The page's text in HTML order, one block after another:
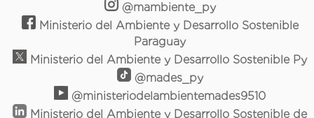
@mambiente_py
Ministerio del Ambiente y Desarrollo Sostenible
Paraguay
Ministerio del Ambiente y Desarrollo Sostenible Py
@mades_py
@ministeriodelambientemades9510
Ministerio del Ambiente y Desarrollo Sostenible de